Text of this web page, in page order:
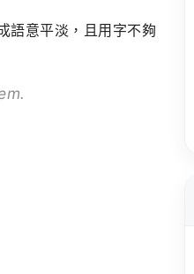
意平淡，且用字不夠